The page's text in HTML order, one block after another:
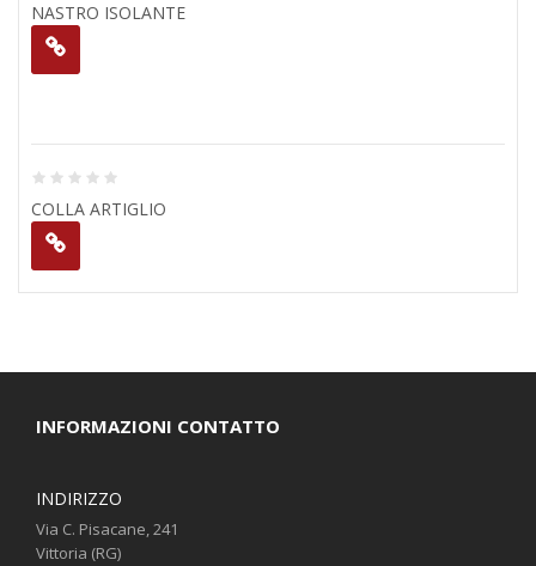
NASTRO ISOLANTE
COLLA ARTIGLIO
INFORMAZIONI CONTATTO
INDIRIZZO
Via C. Pisacane, 241
Vittoria (RG)